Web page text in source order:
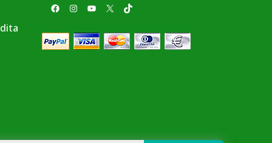
Facebook
Instagram
YouTube
X TikTok